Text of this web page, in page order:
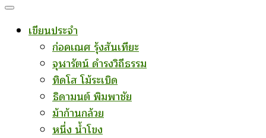
เขียนประจำ
ก่อคเณศ รุ้งสันเทียะ
จุฬารัตน์ ดำรงวิถีธรรม
ทิดโส โม้ระเบิด
ธิดามนต์ พิมพาชัย
ม้าก้านกล้วย
หนึ่ง น้ำโขง